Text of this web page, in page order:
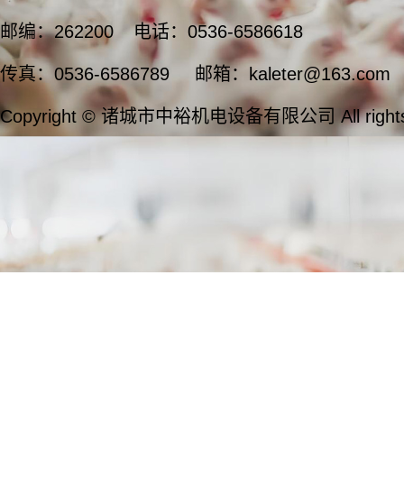
邮编：262200 电话：0536-6586618
传真：0536-6586789 邮箱：kaleter@163.com
Copyright © 诸城市中裕机电设备有限公司 All